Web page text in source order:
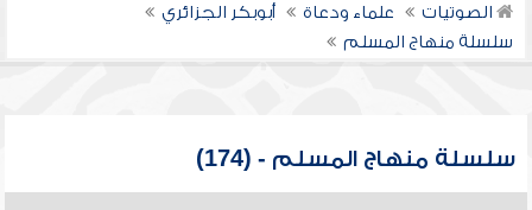
الصوتيات علماء ودعاة
أبوبكر الجزائري
سلسلة منهاج المسلم
سلسلة منهاج المسلم - (174)